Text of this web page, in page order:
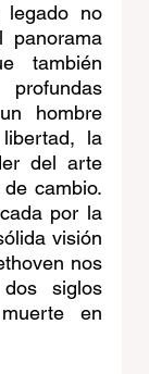
no
panorama
también
hombre
la
del arte
cambio.
por la
visión
nos
siglos
en